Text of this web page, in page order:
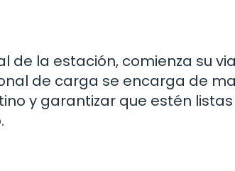
de la estación, comienza su
de carga se encarga de
y garantizar que estén